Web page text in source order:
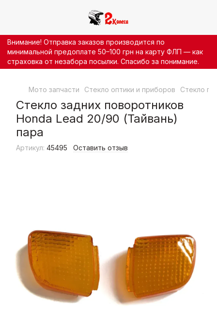
Внимание! Отправка заказов производится по
минимальной предоплате 50–100 грн на карту ФЛП — как
страховка от незабора посылки. Спасибо за понимание.
Мото запчасти Стекло оптики и приборов Стекло
Стекло задних поворотников
Honda Lead 20/90 (Тайвань)
пара
Артикул: 45495 Оставить отзыв